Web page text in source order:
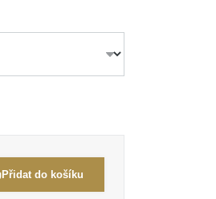
Přidat do košíku